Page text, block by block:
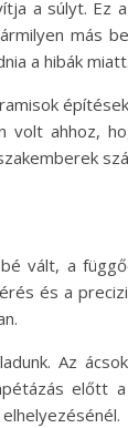
a súlyt. Ez
más
a hibák miatt.
ahhoz,
vált, a
és a
Az
előtt